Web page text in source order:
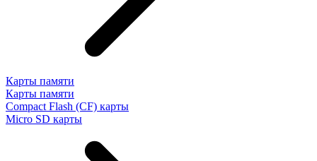
Карты памяти
Карты памяти
Compact Flash (CF) карты
Micro SD карты